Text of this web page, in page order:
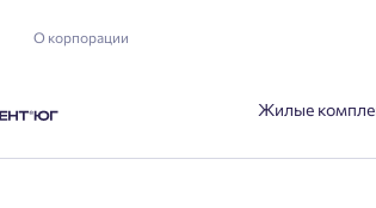
О корпорации
Жилые